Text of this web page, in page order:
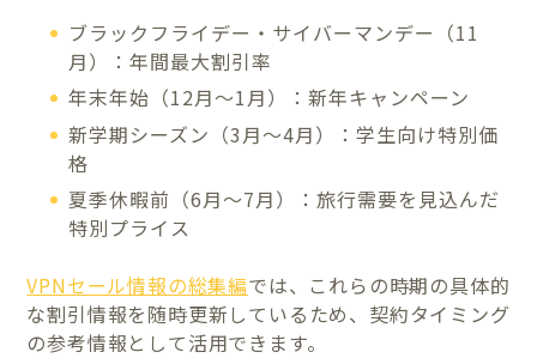
ブラックフライデー・サイバーマンデー（11
月）：年間最大割引率
年末年始（12月〜1月）：新年キャンペーン
新学期シーズン（3月〜4月）：学生向け特別価
格
夏季休暇前（6月〜7月）：旅行需要を見込んだ
特別プライス
VPNセール情報の総集編では、これらの時期の具体的
な割引情報を随時更新しているため、契約タイミング
の参考情報として活用できます。